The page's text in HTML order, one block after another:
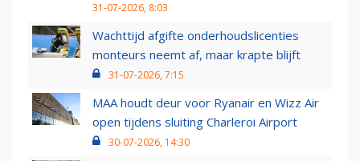
31-07-2026, 8:03
Wachttijd afgifte onderhoudslicenties
monteurs neemt af, maar krapte blijft
31-07-2026, 7:15
MAA houdt deur voor Ryanair en Wizz Air
open tijdens sluiting Charleroi Airport
30-07-2026, 14:30